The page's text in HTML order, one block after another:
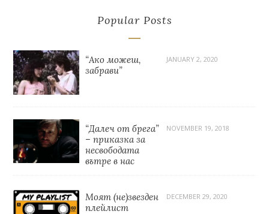
Popular Posts
“Ако можеш,
забрави”
JANUARY 2, 2020
“Далеч от брега”
– приказка за
несвободата
вътре в нас
NOVEMBER 19, 2018
Моят (не)звезден
плейлист
DECEMBER 29, 2020